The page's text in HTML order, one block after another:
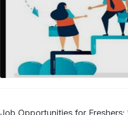
Job Opportunities for Freshers: